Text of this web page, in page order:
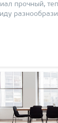
прочный,